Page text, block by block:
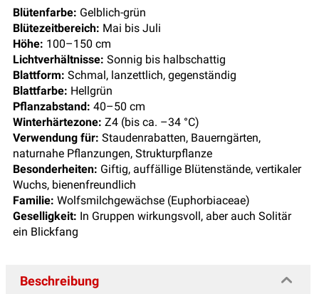
Blütenfarbe: Gelblich-grün
Blütezeitbereich: Mai bis Juli
Höhe: 100–150 cm
Lichtverhältnisse: Sonnig bis halbschattig
Blattform: Schmal, lanzettlich, gegenständig
Blattfarbe: Hellgrün
Pflanzabstand: 40–50 cm
Winterhärtezone: Z4 (bis ca. –34 °C)
Verwendung für: Staudenrabatten, Bauerngärten,
naturnahe Pflanzungen, Strukturpflanze
Besonderheiten: Giftig, auffällige Blütenstände, vertikaler
Wuchs, bienenfreundlich
Familie: Wolfsmilchgewächse (Euphorbiaceae)
Geselligkeit: In Gruppen wirkungsvoll, aber auch Solitär
ein Blickfang
Beschreibung